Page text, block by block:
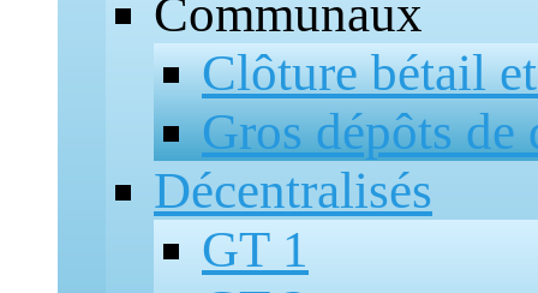
Communaux
Clôture bétail
Gros dépôts de
Décentralisés
GT 1